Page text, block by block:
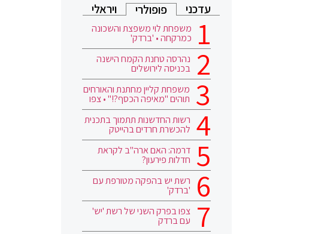
עדכני פופולרי ויראלי
משפחת לוי משפצת והשכונה
כמרקחה • 'ברדק'
נהרסה טחנת הקמח הישנה
בכניסה לירושלים
משפחת קליין מחתנת והאורחים
תוהים "מאיפה הכסף?!" • צפו
רשות החדשנות תתמוך בתכנית
להכשרת חרדים בהייטק
דרמה: האם ארה"ב לקראת
חדלות פירעון?
רשת יש בהפקה מטורפת עם
'ברדק'
צפו בפרק השני של רשת 'יש'
עם ברדק